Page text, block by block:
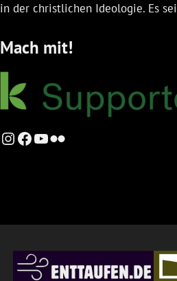
in der christlichen Ideologie. Es
Mach mit!
Instagram
Facebook
YouTube
Flickr